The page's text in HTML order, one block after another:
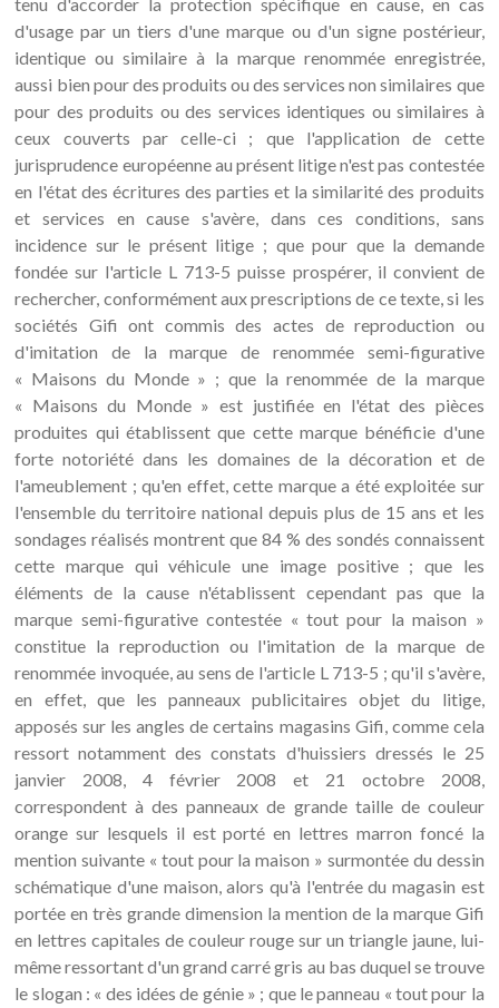
d'usage par un tiers d'une marque ou d'un signe postérieur,
identique ou similaire à la marque renommée enregistrée,
aussi bien pour des produits ou des services non similaires que
pour des produits ou des services identiques ou similaires à
ceux couverts par celle-ci ; que l'application de cette
jurisprudence européenne au présent litige n'est pas contestée
en l'état des écritures des parties et la similarité des produits
et services en cause s'avère, dans ces conditions, sans
incidence sur le présent litige ; que pour que la demande
fondée sur l'article L 713-5 puisse prospérer, il convient de
rechercher, conformément aux prescriptions de ce texte, si les
sociétés Gifi ont commis des actes de reproduction ou
d'imitation de la marque de renommée semi-figurative
« Maisons du Monde » ; que la renommée de la marque
« Maisons du Monde » est justifiée en l'état des pièces
produites qui établissent que cette marque bénéficie d'une
forte notoriété dans les domaines de la décoration et de
l'ameublement ; qu'en effet, cette marque a été exploitée sur
l'ensemble du territoire national depuis plus de 15 ans et les
sondages réalisés montrent que 84 % des sondés connaissent
cette marque qui véhicule une image positive ; que les
éléments de la cause n'établissent cependant pas que la
marque semi-figurative contestée « tout pour la maison »
constitue la reproduction ou l'imitation de la marque de
renommée invoquée, au sens de l'article L 713-5 ; qu'il s'avère,
en effet, que les panneaux publicitaires objet du litige,
apposés sur les angles de certains magasins Gifi, comme cela
ressort notamment des constats d'huissiers dressés le 25
janvier 2008, 4 février 2008 et 21 octobre 2008,
correspondent à des panneaux de grande taille de couleur
orange sur lesquels il est porté en lettres marron foncé la
mention suivante « tout pour la maison » surmontée du dessin
schématique d'une maison, alors qu'à l'entrée du magasin est
portée en très grande dimension la mention de la marque Gifi
en lettres capitales de couleur rouge sur un triangle jaune, lui-
même ressortant d'un grand carré gris au bas duquel se trouve
le slogan : « des idées de génie » ; que le panneau « tout pour la